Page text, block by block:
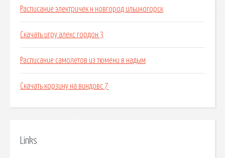
Расписание электричек н новгород ильиногорск
Скачать игру алекс гордон 3
Расписание самолетов из тюмени в надым
Скачать корзину на виндовс 7
Links